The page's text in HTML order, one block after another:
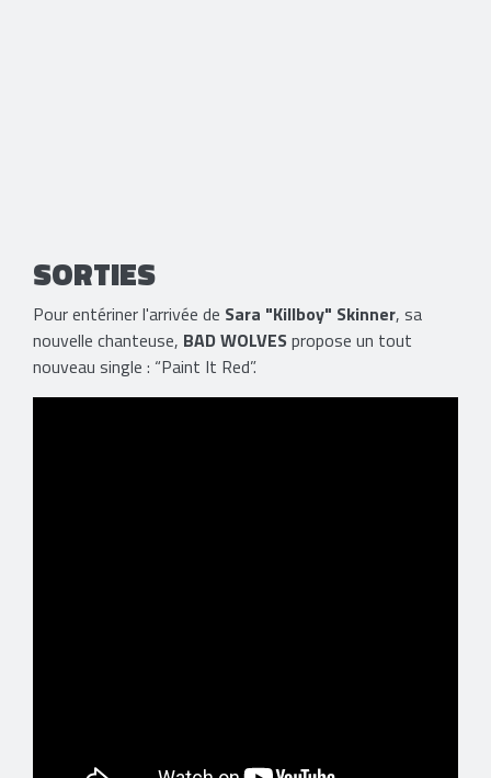
SORTIES
Pour entériner l'arrivée de Sara "Killboy" Skinner, sa
nouvelle chanteuse, BAD WOLVESpropose un tout
nouveau single : “Paint It Red”.